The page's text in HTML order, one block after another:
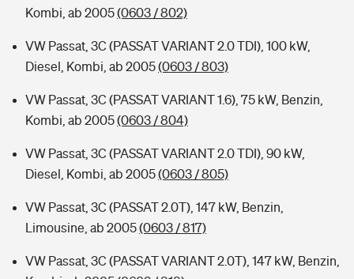
Kombi, ab 2005(0603 / 802)
VW Passat, 3C (PASSAT VARIANT 2.0 TDI), 100 kW,
Diesel, Kombi, ab 2005(0603 / 803)
VW Passat, 3C (PASSAT VARIANT 1.6), 75 kW, Benzin,
Kombi, ab 2005(0603 / 804)
VW Passat, 3C (PASSAT VARIANT 2.0 TDI), 90 kW,
Diesel, Kombi, ab 2005(0603 / 805)
VW Passat, 3C (PASSAT 2.0T), 147 kW, Benzin,
Limousine, ab 2005(0603 / 817)
VW Passat, 3C (PASSAT VARIANT 2.0T), 147 kW, Benzin,